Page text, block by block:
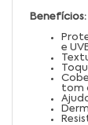
Benefícios:
e
tom